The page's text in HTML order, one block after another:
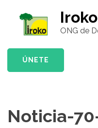
contenido
(presiona
tecla
Iroko
ONG de
ÚNETE
Noticia-